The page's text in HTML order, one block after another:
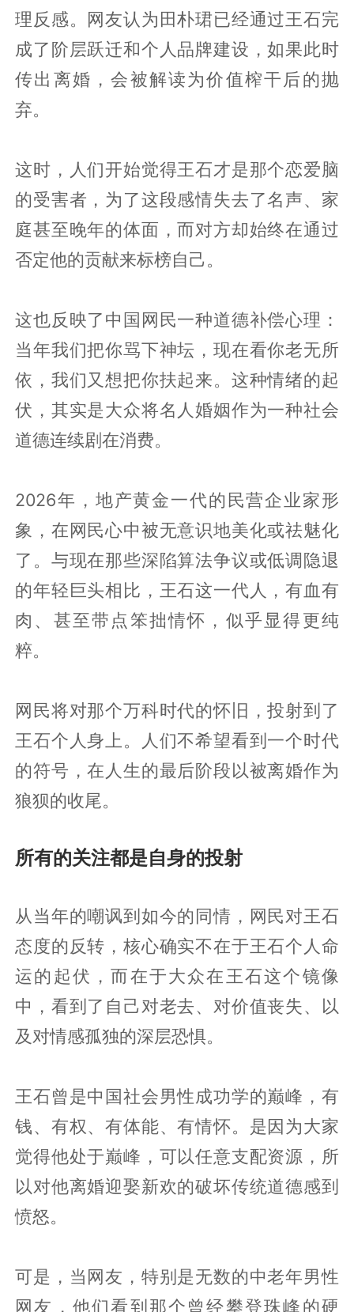
理反感。网友认为田朴珺已经通过王石完
成了阶层跃迁和个人品牌建设，如果此时
传出离婚，会被解读为价值榨干后的抛
弃。
这时，人们开始觉得王石才是那个恋爱脑
的受害者，为了这段感情失去了名声、家
庭甚至晚年的体面，而对方却始终在通过
否定他的贡献来标榜自己。
这也反映了中国网民一种道德补偿心理：
当年我们把你骂下神坛，现在看你老无所
依，我们又想把你扶起来。这种情绪的起
伏，其实是大众将名人婚姻作为一种社会
道德连续剧在消费。
2026年，地产黄金一代的民营企业家形
象，在网民心中被无意识地美化或祛魅化
了。与现在那些深陷算法争议或低调隐退
的年轻巨头相比，王石这一代人，有血有
肉、甚至带点笨拙情怀，似乎显得更纯
粹。
网民将对那个万科时代的怀旧，投射到了
王石个人身上。人们不希望看到一个时代
的符号，在人生的最后阶段以被离婚作为
狼狈的收尾。
所有的关注都是自身的投射
从当年的嘲讽到如今的同情，网民对王石
态度的反转，核心确实不在于王石个人命
运的起伏，而在于大众在王石这个镜像
中，看到了自己对老去、对价值丧失、以
及对情感孤独的深层恐惧。
王石曾是中国社会男性成功学的巅峰，有
钱、有权、有体能、有情怀。是因为大家
觉得他处于巅峰，可以任意支配资源，所
以对他离婚迎娶新欢的破坏传统道德感到
愤怒。
可是，当网友，特别是无数的中老年男性
网友，他们看到那个曾经攀登珠峰的硬